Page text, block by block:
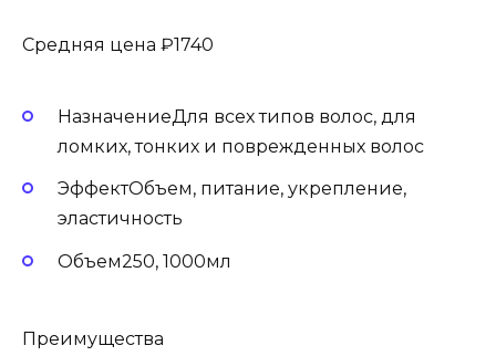
Средняя цена ₽1740
НазначениеДля всех типов волос, для
ломких, тонких и поврежденных волос
ЭффектОбъем, питание, укрепление,
эластичность
Объем250, 1000мл
Преимущества